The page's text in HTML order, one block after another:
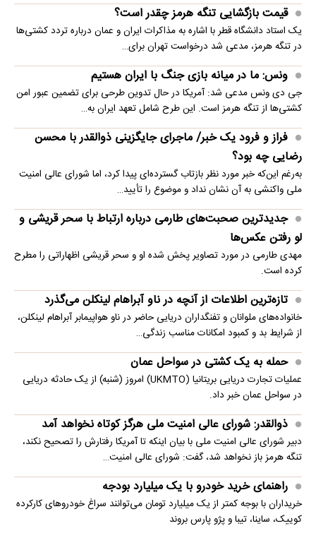
قیمت بازگشایی تنگه هرمز چقدر است؟
یک استاد دانشگاه قطر با اشاره به مذاکرات ایران و عمان درباره تردد کشتی‌ها
در تنگه هرمز، مدعی شد درخواست تهران برای…
ونس: ما در میانه بازی جنگ با ایران هستیم
جی دی ونس مدعی شد: آمریکا در حال تدوین طرحی برای تضمین عبور امن
کشتی‌ها از تنگه هرمز است. این طرح شامل تعهد ایران به…
فراز و فرود یک خبر/ ماجرای جایگزینی ذوالقدر با محسن
رضایی چه بود؟
به‌رغم این‌که خبر مورد نظر بازتاب گسترده‌ای پیدا کرد، اما شورای عالی امنیت
ملی واکنشی به آن نشان نداد و موضوع را تأیید…
جدیدترین صحبت‌های طارمی درباره ارتباط با سحر قریشی و
لو رفتن عکس‌ها
مهدی طارمی در مورد تصاویر پخش شده او و سحر قریشی اظهاراتی را مطرح
کرده است.
تازه‌ترین اطلاعات از آنچه در ناو آبراهام لینکلن می‌گذرد
خانواده‌های ملوانان و تفنگداران دریایی حاضر در ناو هواپیمابر آبراهام لینکلن،
از شرایط بد و کمبود امکانات مناسب زندگی…
حمله به یک کشتی در سواحل عمان
عملیات تجارت دریایی بریتانیا (UKMTO) امروز (شنبه) از یک حادثه دریایی
در سواحل عمان خبر داد.
ذوالقدر: شورای عالی امنیت ملی هرگز کوتاه نخواهد آمد
دبیر شورای عالی امنیت ملی با بیان اینکه تا آمریکا رفتارش را تصحیح نکند،
تنگه هرمز باز نخواهد شد، گفت: شورای عالی امنیت…
راهنمای خرید خودرو با یک میلیارد بودجه
خریداران با بوجه کمتر از یک میلیارد تومان می‌توانند سراغ خودروهای کارکرده
کوییک، ساینا، تیبا و پژو پارس بروند